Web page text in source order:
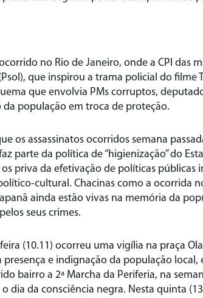
no Rio de Janeiro, onde a CPI das
que inspirou a trama policial do filme
que envolvia PMs corruptos,
população em troca de proteção.
os assassinatos ocorridos semana
parte da política de “higienização” do
priva da efetivação de políticas públicas
cultural. Chacinas como a ocorrida
ainda estão vivas na memória da
seus crimes.
(10.11) ocorreu uma vigília na praça
e indignação da população local,
bairro a 2ª Marcha da Periferia, na
dia da consciência negra. Nesta quinta